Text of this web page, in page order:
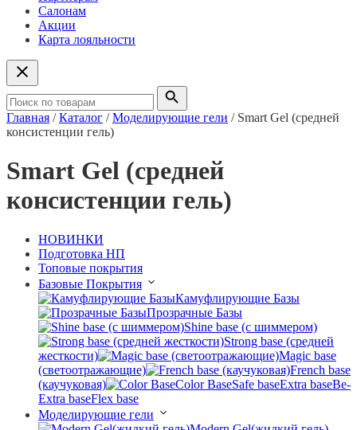
Салонам
Акции
Карта лояльности
Главная / Каталог / Моделирующие гели / Smart Gel (средней
консистенции гель)
Smart Gel (средней
консистенции гель)
НОВИНКИ
Подготовка НП
Топовые покрытия
Базовые Покрытия
Камуфлирующие Базы
Прозрачные Базы
Shine base (с шиммером)
Strong base (средней
жесткости)
Magic base
(светоотражающие)
French base
(каучуковая)
Color BaseSafe baseExtra baseBe-
Extra baseFlex base
Моделирующие гели